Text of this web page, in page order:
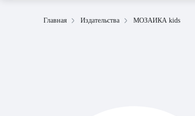
Главная Издательства МОЗАИКА kids